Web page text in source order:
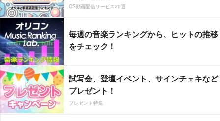
CS動画配信サービス20選
毎週の音楽ランキングから、ヒットの推移
をチェック！
試写会、登壇イベント、サインチェキなど
プレゼント！
プレゼント特集